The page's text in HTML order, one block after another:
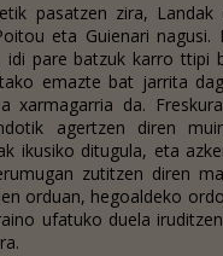
pasatzen zira, Landak
eta Guienari nagusi.
idi pare batzuk karro ttipi
emazte bat jarrita
xarmagarria da.
agertzen diren
ikusiko ditugula, eta
zutitzen diren
orduan, hegoaldeko
ufatuko duela